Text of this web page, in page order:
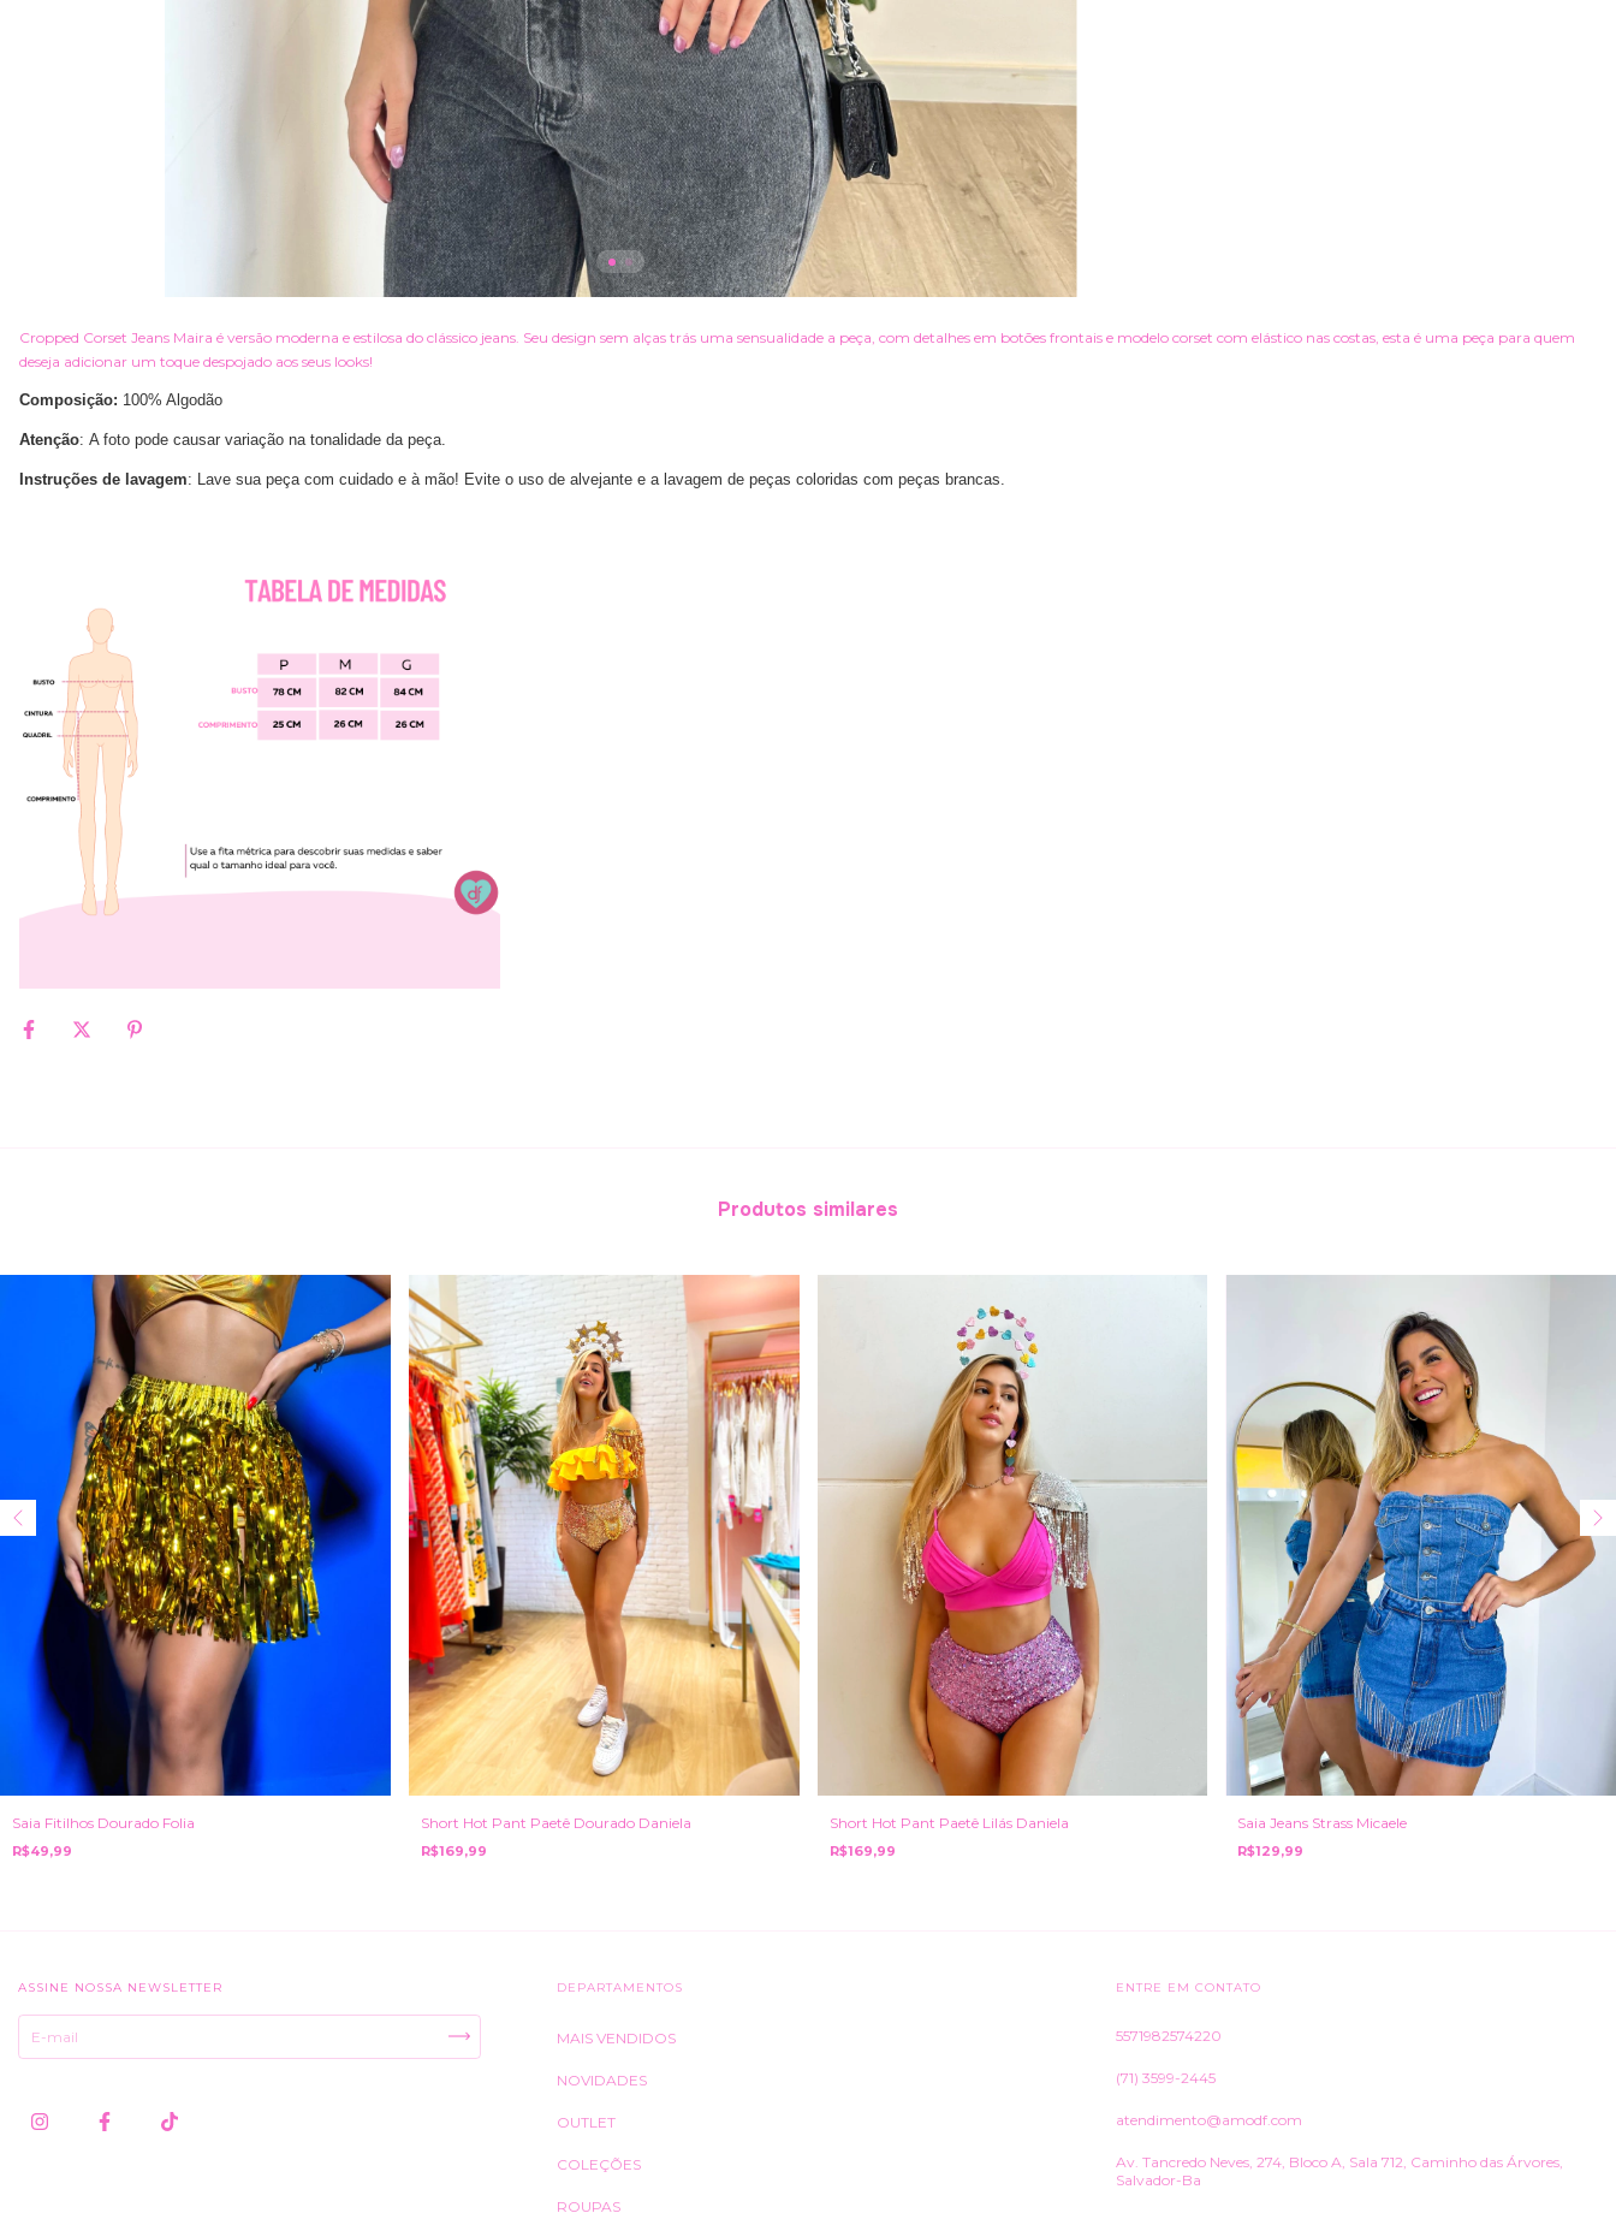
Cropped Corset Jeans Maira é versão moderna e estilosa do clássico jeans. Seu design sem alças trás uma sensualidade a peça, com detalhes em botões frontais e modelo corset com elástico nas costas, esta é uma peça para quem
deseja adicionar um toque despojado aos seus looks!
Composição: 100% Algodão
Atenção: A foto pode causar variação na tonalidade da peça.
Instruções de lavagem: Lave sua peça com cuidado e à mão! Evite o uso de alvejante e a lavagem de peças coloridas com peças brancas.
Produtos similares
Saia Fitilhos Dourado Folia
R$49,99
Short Hot Pant Paetê Dourado Daniela
R$169,99
Short Hot Pant Paetê Lilás Daniela
R$169,99
Saia Jeans Strass Micaele
R$129,99
ASSINE NOSSA NEWSLETTER DEPARTAMENTOS
MAIS VENDIDOS
NOVIDADES
OUTLET
COLEÇÕES
ROUPAS
ENTRE EM CONTATO
5571982574220
(71) 3599-2445
atendimento@amodf.com
Av. Tancredo Neves, 274, Bloco A, Sala 712, Caminho das Árvores,
Salvador-Ba